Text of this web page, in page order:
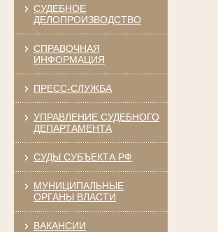
СУДЕБНОЕ
ДЕЛОПРОИЗВОДСТВО
СПРАВОЧНАЯ
ИНФОРМАЦИЯ
ПРЕСС-СЛУЖБА
УПРАВЛЕНИЕ СУДЕБНОГО
ДЕПАРТАМЕНТА
СУДЫ СУБЪЕКТА РФ
МУНИЦИПАЛЬНЫЕ
ОРГАНЫ ВЛАСТИ
ВАКАНСИИ